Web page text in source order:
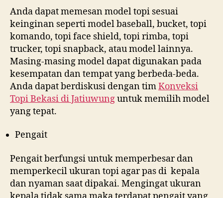
Anda dapat memesan model topi sesuai
keinginan seperti model baseball, bucket, topi
komando, topi face shield, topi rimba, topi
trucker, topi snapback, atau model lainnya.
Masing-masing model dapat digunakan pada
kesempatan dan tempat yang berbeda-beda.
Anda dapat berdiskusi dengan timKonveksi
Topi Bekasi diJatiuwunguntuk memilih model
yang tepat.
Pengait
Pengait berfungsi untuk memperbesar dan
memperkecil ukuran topi agar pas di kepala
dan nyaman saat dipakai. Mengingat ukuran